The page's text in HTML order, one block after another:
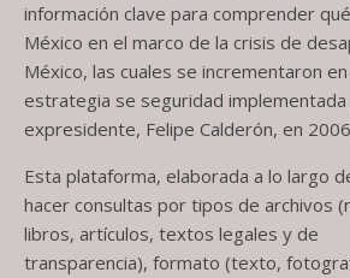
información clave para comprender
México en el marco de la crisis de
México, las cuales se incrementaron
estrategia se seguridad
expresidente, Felipe Calderón, en
Esta plataforma, elaborada a lo largo
hacer consultas por tipos de archivos
libros, artículos, textos legales y de
transparencia), formato (texto,